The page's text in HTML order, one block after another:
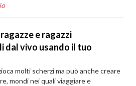
e ragazzi
dal vivo usando il tuo
molti scherzi ma può anche creare
mondi nei quali viaggiare e